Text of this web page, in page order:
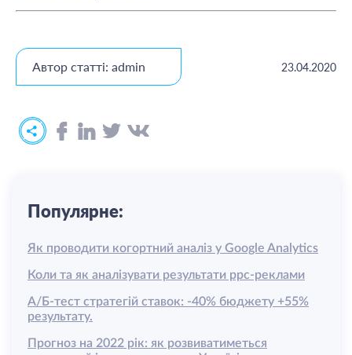
Автор статті: admin 23.04.2020
Популярне:
Як проводити когортний аналіз у Google Analytics
Коли та як аналізувати результати ррс-реклами
А/Б-тест стратегій ставок: -40% бюджету +55%
результату.
Прогноз на 2022 рік: як розвиватиметься